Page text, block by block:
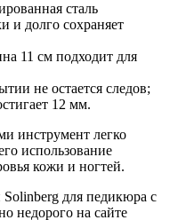
сталь
и долго сохраняет
11 см подходит для
не остается следов;
12 мм.
инструмент легко
использование
кожи и ногтей.
для педикюра с
недорого на сайте